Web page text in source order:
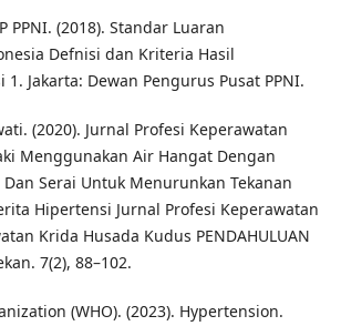
PPNI. (2018). Standar Luaran
Defnisi dan Kriteria Hasil
1. Jakarta: Dewan Pengurus Pusat PPNI.
(2020). Jurnal Profesi Keperawatan
Menggunakan Air Hangat Dengan
Serai Untuk Menurunkan Tekanan
Hipertensi Jurnal Profesi Keperawatan
Krida Husada Kudus PENDAHULUAN
7(2), 88–102.
(WHO). (2023). Hypertension.